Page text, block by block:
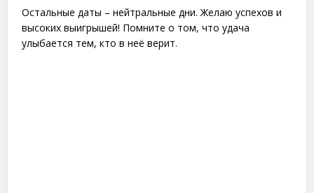
Остальные даты – нейтральные дни. Желаю успехов и
высоких выигрышей! Помните о том, что удача
улыбается тем, кто в неё верит.